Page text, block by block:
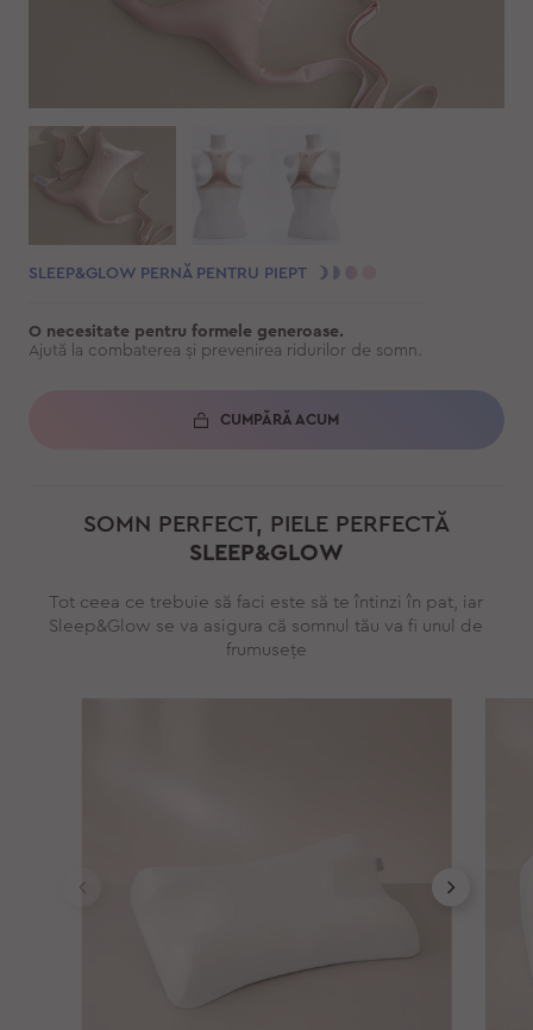
SLEEP&GLOW PERNĂ PENTRU PIEPT
O necesitate pentru formele generoase.
Ajută la combaterea și prevenirea ridurilor de somn.
CUMPĂRĂ ACUM
SOMN PERFECT, PIELE PERFECTĂ
SLEEP&GLOW
Tot ceea ce trebuie să faci este să te întinzi în pat, iar
Sleep&Glow se va asigura că somnul tău va fi unul de
frumusețe